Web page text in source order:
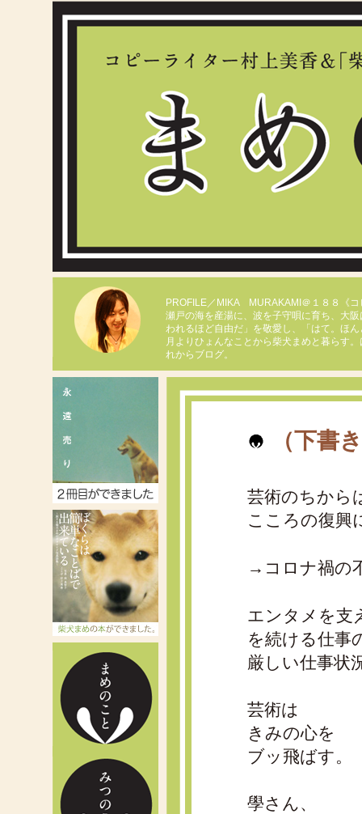
PROFILE／MIKA MURAKAMI＠１８８《コ
瀬戸の海を産湯に、波を子守唄に育ち、大
われるほど自由だ」を敬愛し、「はて。ほ
月よりひょんなことから柴犬まめと暮らす
れからブログ。
（下書
芸術のちから
こころの復興
→コロナ禍の
エンタメを支
を続ける仕事
厳しい仕事状
芸術は
きみの心を
ブッ飛ばす。
學さん、